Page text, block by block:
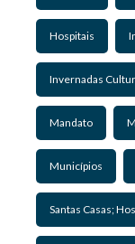
Hospitais
Invernadas
Mandato
Municípios
Santas Casas;